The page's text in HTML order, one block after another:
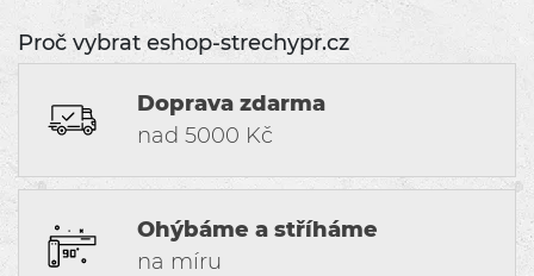
Proč vybrat eshop-strechypr.cz
Doprava zdarma
nad 5000 Kč
Ohýbáme a stříháme
na míru